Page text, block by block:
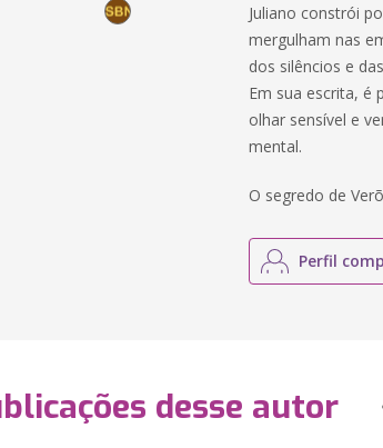
Juliano constrói
mergulham nas
dos silêncios e
Em sua escrita, é
olhar sensível e
mental.
O segredo de
Perfil
desse autor